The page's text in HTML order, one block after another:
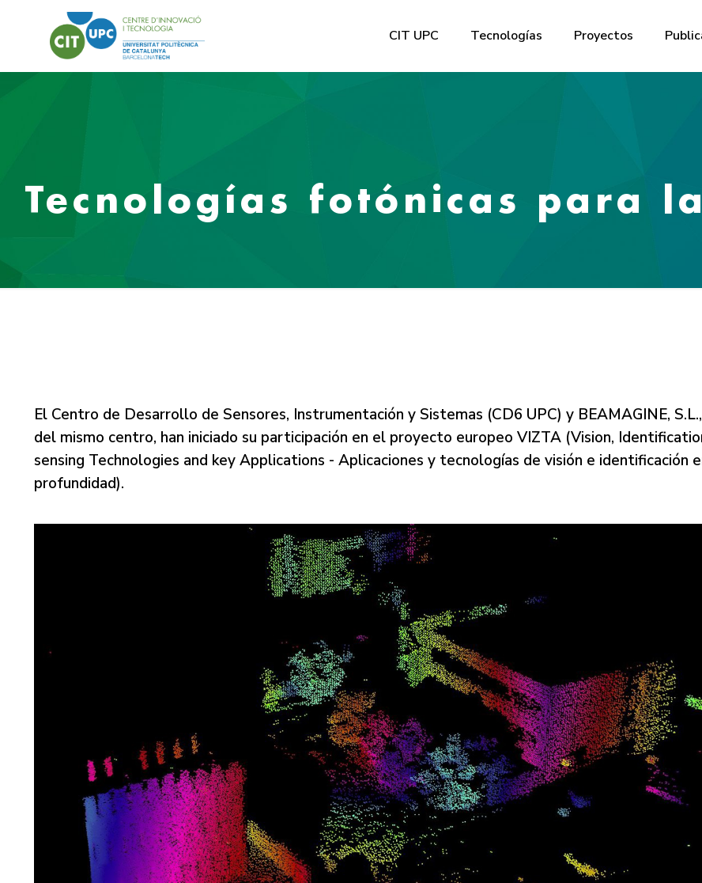
CIT UPC Tecnologías Proyectos
Tecnologías fotónicas para
El Centro de Desarrollo de Sensores, Instrumentación y Sistemas (CD6 UPC) y BEAMAGINE,
del mismo centro, han iniciado su participación en el proyecto europeo VIZTA (Vision,
sensing Technologies and key Applications - Aplicaciones y tecnologías de visión e identificación
profundidad).